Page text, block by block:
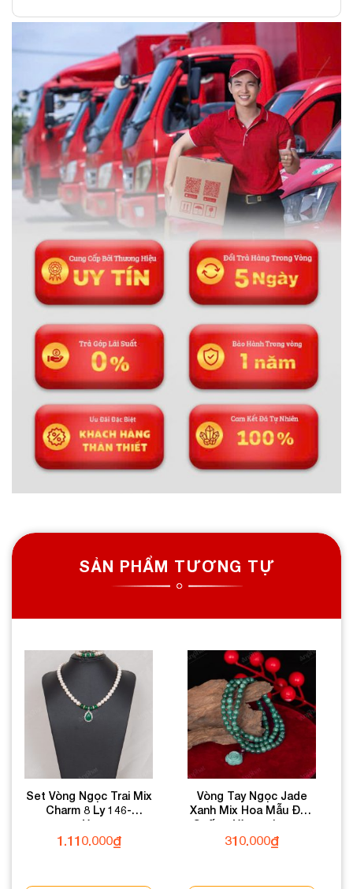
SẢN PHẨM TƯƠNG TỰ
Set Vòng Ngọc Trai Mix
Charm 8 Ly 146-
055V01-8
1.110.000₫
Vòng Tay Ngọc Jade
Xanh Mix Hoa Mẫu Đơn
Cuốn 3 Vòng 6 Ly 080-
050V06-6
310.000₫